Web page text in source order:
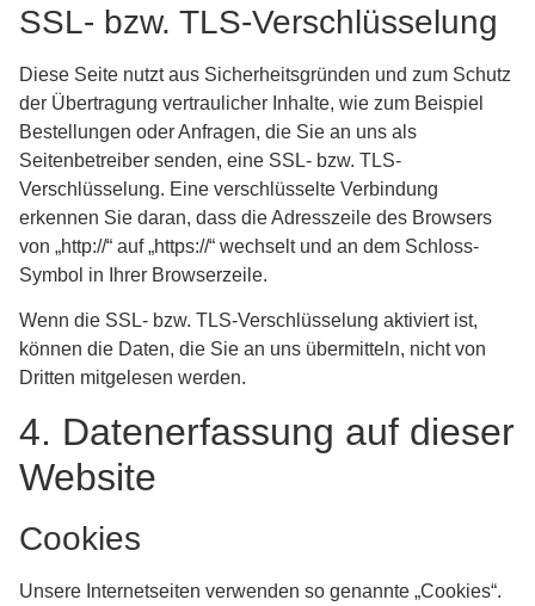
SSL- bzw. TLS-Verschlüsselung
Diese Seite nutzt aus Sicherheitsgründen und zum Schutz
der Übertragung vertraulicher Inhalte, wie zum Beispiel
Bestellungen oder Anfragen, die Sie an uns als
Seitenbetreiber senden, eine SSL- bzw. TLS-
Verschlüsselung. Eine verschlüsselte Verbindung
erkennen Sie daran, dass die Adresszeile des Browsers
von „http://“ auf „https://“ wechselt und an dem Schloss-
Symbol in Ihrer Browserzeile.
Wenn die SSL- bzw. TLS-Verschlüsselung aktiviert ist,
können die Daten, die Sie an uns übermitteln, nicht von
Dritten mitgelesen werden.
4. Datenerfassung auf dieser
Website
Cookies
Unsere Internetseiten verwenden so genannte „Cookies“.